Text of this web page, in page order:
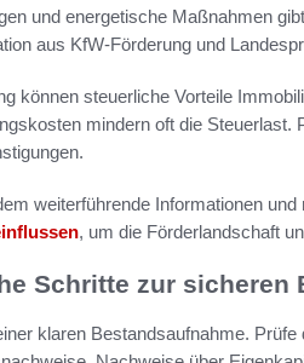
und energetische Maßnahmen
aus KfW-Förderung und
können steuerliche Vorteile
mindern oft die
weiterführende Informationen
, um die Förderlandschaft
Schritte zur sicheren
klaren Bestandsaufnahme.